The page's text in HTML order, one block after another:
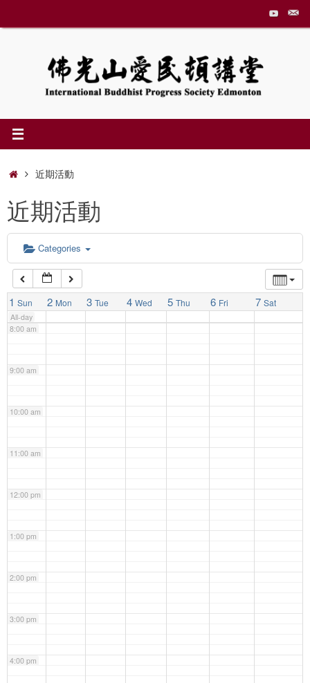
to
Home近期活動
近期活動
Categories
1 Sun 2 Mon 3 Tue 4 Wed 5 Thu 6 Fri 7 Sat
All-day
3:00 am
5:00 am
6:00 am
7:00 am
8:00 am
9:00 am
10:00 am
11:00 am
12:00 pm
1:00 pm
2:00 pm
3:00 pm
4:00 pm